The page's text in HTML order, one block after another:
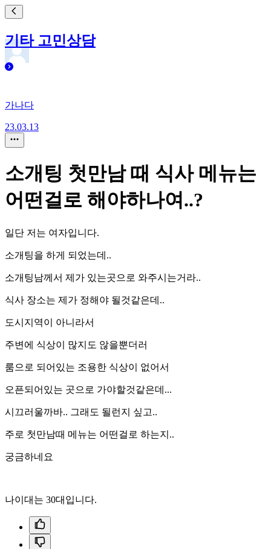
기타 고민상담
가나다
23.03.13
소개팅 첫만남 때 식사 메뉴는
어떤걸로 해야하나여..?
일단 저는 여자입니다.
소개팅을 하게 되었는데..
소개팅남께서 제가 있는곳으로 와주시는거라..
식사 장소는 제가 정해야 될것같은데..
도시지역이 아니라서
주변에 식상이 많지도 않을뿐더러
룸으로 되어있는 조용한 식상이 없어서
오픈되어있는 곳으로 가야할것같은데...
시끄러울까바.. 그래도 될런지 싶고..
주로 첫만남때 메뉴는 어떤걸로 하는지..
궁금하네요
나이대는 30대입니다.